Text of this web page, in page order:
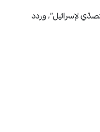
لإسرائيل”، وردد